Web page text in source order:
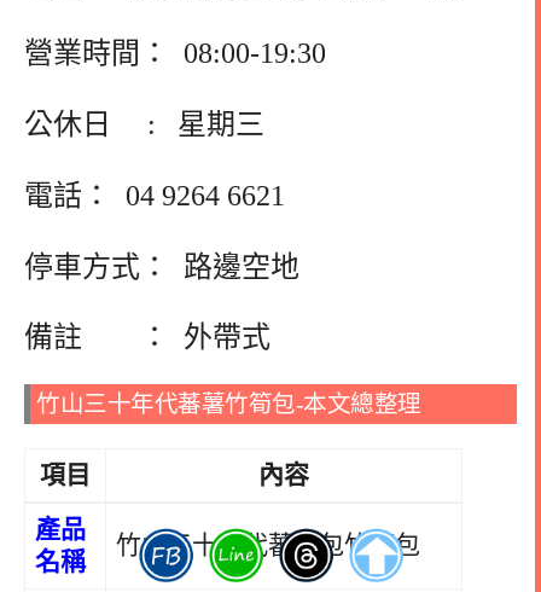
營業時間： 08:00-19:30
公休日 : 星期三
電話： 04 9264 6621
停車方式： 路邊空地
備註 ： 外帶式
竹山三十年代蕃薯竹筍包-本文總整理
項目
內容
產品
名稱
竹山三十年代蕃薯包竹筍包